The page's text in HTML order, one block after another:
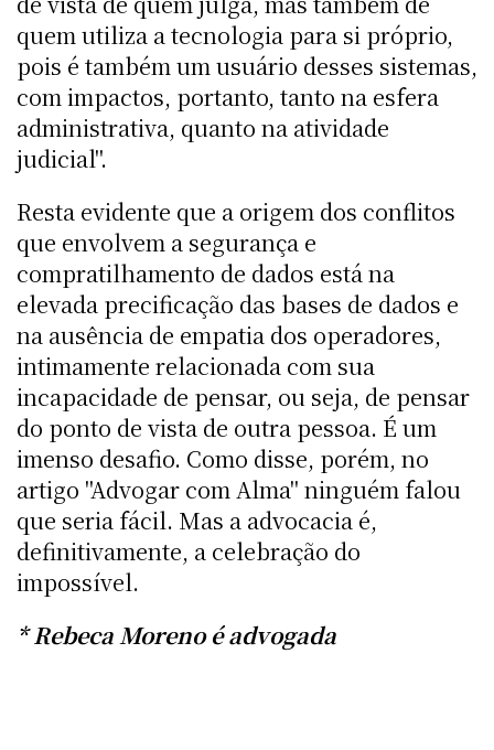
quem utiliza a tecnologia para si próprio,
pois é também um usuário desses sistemas,
com impactos, portanto, tanto na esfera
administrativa, quanto na atividade
judicial".
Resta evidente que a origem dos conflitos
que envolvem a segurança e
compratilhamento de dados está na
elevada precificação das bases de dados e
na ausência de empatia dos operadores,
intimamente relacionada com sua
incapacidade de pensar, ou seja, de pensar
do ponto de vista de outra pessoa. É um
imenso desafio. Como disse, porém, no
artigo "Advogar com Alma" ninguém falou
que seria fácil. Mas a advocacia é,
definitivamente, a celebração do
impossível.
* Rebeca Moreno é advogada